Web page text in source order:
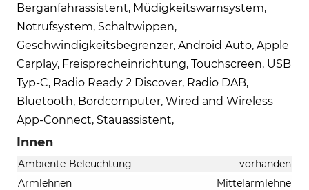
Berganfahrassistent, Müdigkeitswarnsystem,
Notrufsystem, Schaltwippen,
Geschwindigkeitsbegrenzer, Android Auto, Apple
Carplay, Freisprecheinrichtung, Touchscreen, USB
Typ-C, Radio Ready 2 Discover, Radio DAB,
Bluetooth, Bordcomputer, Wired and Wireless
App-Connect, Stauassistent,
Innen
Ambiente-Beleuchtung
vorhanden
Armlehnen
Mittelarmlehne